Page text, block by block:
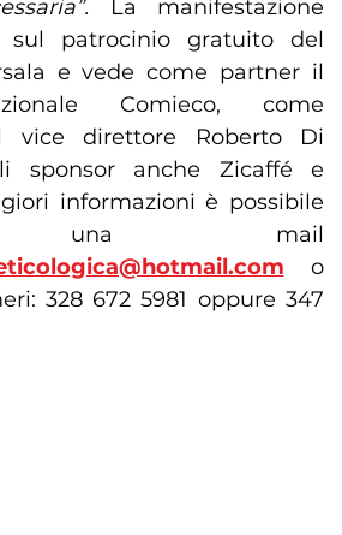
La manifestazione
sul patrocinio gratuito del
e vede come partner il
Comieco, come
vice direttore Roberto Di
sponsor anche Zicaffé e
informazioni è possibile
una mail
o
328 672 5981 oppure 347